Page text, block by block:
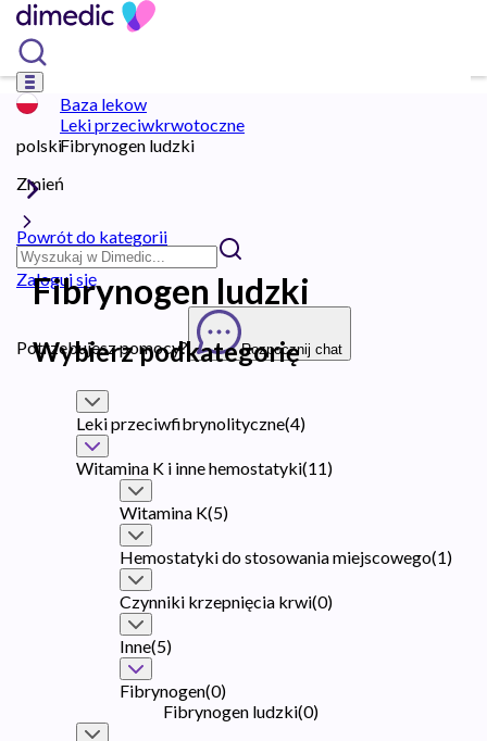
polski
Zmień
Zaloguj się
Potrzebujesz pomocy? Rozpocznij chat
Baza lekow
Leki przeciwkrwotoczne
Fibrynogen ludzki
Powrót do kategorii
Fibrynogen ludzki
Wybierz podkategorię
Leki przeciwfibrynolityczne(4)
Witamina K i inne hemostatyki(11)
Witamina K(5)
Hemostatyki do stosowania miejscowego(1)
Czynniki krzepnięcia krwi(0)
Inne(5)
Fibrynogen(0)
Fibrynogen ludzki(0)